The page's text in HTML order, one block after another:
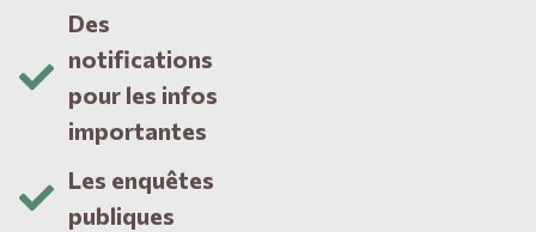
Des
notifications
pour les infos
importantes
Les enquêtes
publiques